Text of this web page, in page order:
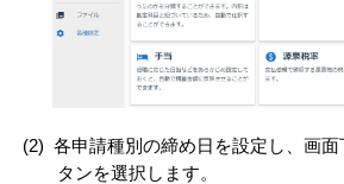
(2)各申請種別の締め日を設定し、画
タンを選択します。